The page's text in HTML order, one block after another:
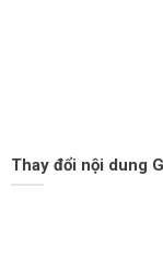
Thay đổi nội dung